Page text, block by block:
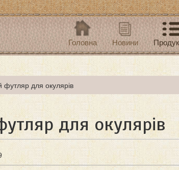
Головна Новини
для окулярів
для окулярів